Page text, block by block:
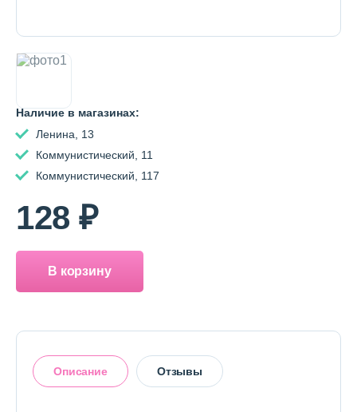
Наборы
Аксессуары
Бытовая химия
Доставка и оплата
Контактная информация
Наличие в магазинах:
Ленина, 13
Коммунистический, 11
Коммунистический, 117
128 ₽
В корзину
Описание Отзывы